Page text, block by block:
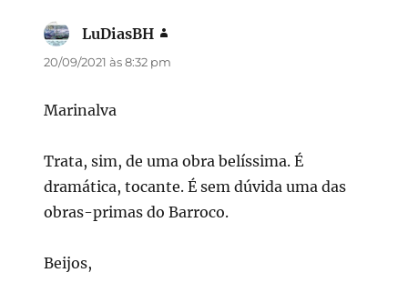
LuDiasBH
20/09/2021 às 8:32 pm
Marinalva
Trata, sim, de uma obra belíssima. É
dramática, tocante. É sem dúvida uma das
obras-primas do Barroco.
Beijos,